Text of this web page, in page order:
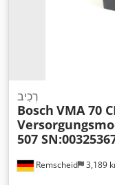
Remscheid 3,189
רְכִיב
Bosch VMA 70
507